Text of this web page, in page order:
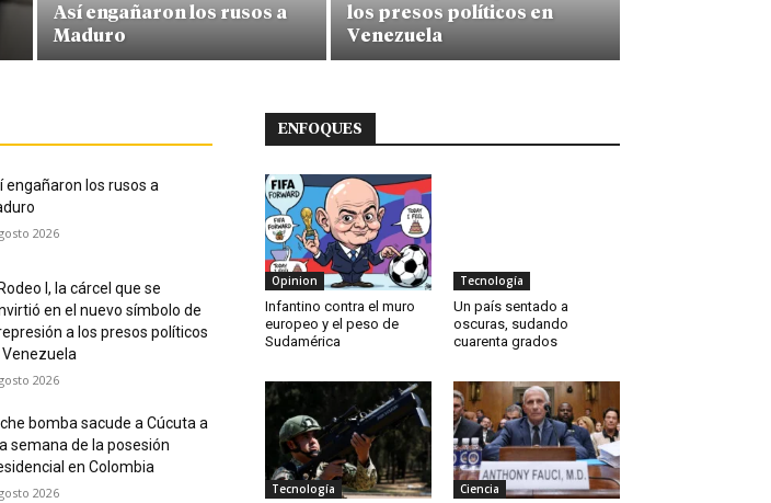
Así engañaron los rusos a
Maduro
los presos políticos en
Venezuela
engañaron los rusos a
2026
I, la cárcel que se
en el nuevo símbolo de
a los presos políticos
Venezuela
2026
bomba sacude a Cúcuta a
semana de la posesión
en Colombia
2026
ENFOQUES
Opinion
Infantino contra el muro
europeo y el peso de
Sudamérica
Tecnología
Un país sentado a
oscuras, sudando
cuarenta grados
Tecnología Ciencia